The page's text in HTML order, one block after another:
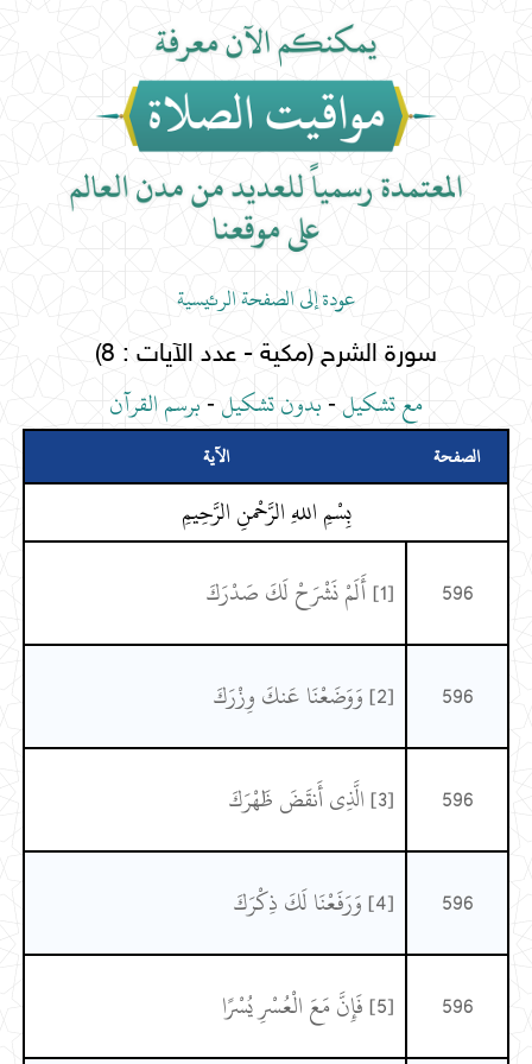
عودة إلى الصفحة الرئيسية
سورة الشرح (مكية - عدد الآيات : 8)
مع تشكيل-بدون تشكيل-برسم القرآن
الصفحة الآية
بِسْمِ اللهِ الرَّحْمنِ الرَّحِيمِ
596
[1] أَلَمْ نَشْرَحْ لَكَ صَدْرَكَ
596 [2] وَوَضَعْنَا عَنكَ وِزْرَكَ
596 [3] الَّذِي أَنقَضَ ظَهْرَكَ
596 [4] وَرَفَعْنَا لَكَ ذِكْرَكَ
596 [5] فَإِنَّ مَعَ الْعُسْرِ يُسْرًا